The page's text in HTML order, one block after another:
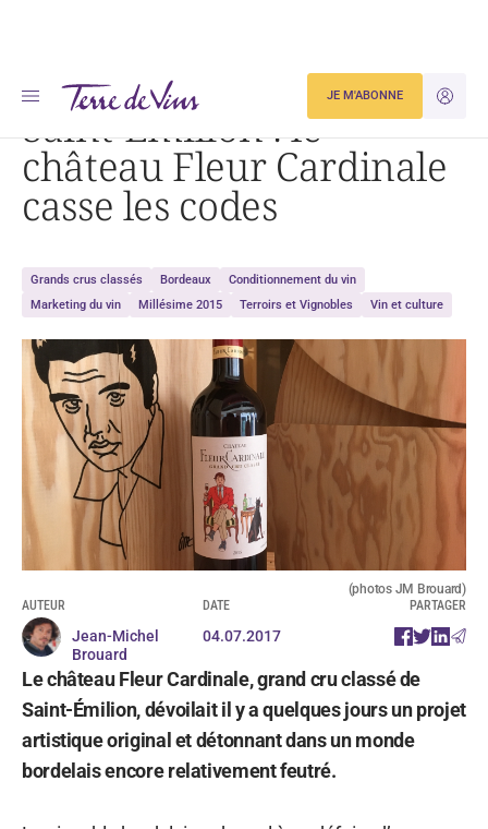
JE
JE M'ABONNE
Accueil Saint-Émilion : le château Fleur Cardinale casse les codes
Saint-Émilion : le
château Fleur Cardinale
casse les codes
Grands crus classés Bordeaux
Conditionnement du vin
Marketing du vin
Millésime 2015 Terroirs et Vignobles Vin et culture
(photos JM Brouard)
AUTEUR
Jean-Michel
Brouard
DATE
04.07.2017
PARTAGER
Le château Fleur Cardinale, grand cru classé de
Saint-Émilion, dévoilait il y a quelques jours un projet
artistique original et détonnant dans un monde
bordelais encore relativement feutré.